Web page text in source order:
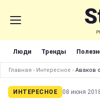
Люди Тренды
Главная › Интересное › Аваков
ИНТЕРЕСНОЕ 08 июня